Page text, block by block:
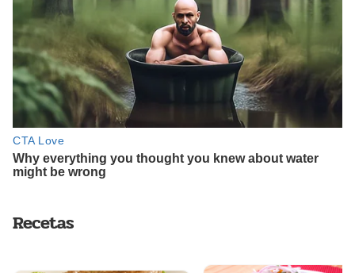
Recetas